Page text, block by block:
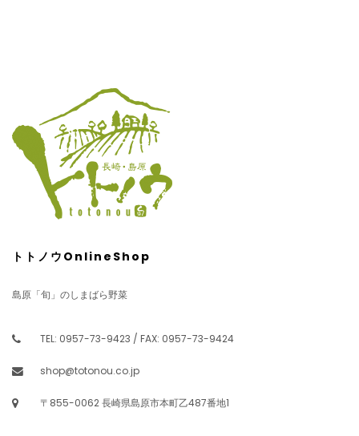
トトノウOnlineShop
島原「旬」のしまばら野菜
TEL: 0957-73-9423 / FAX: 0957-73-9424
shop@totonou.co.jp
〒855-0062 長崎県島原市本町乙487番地1